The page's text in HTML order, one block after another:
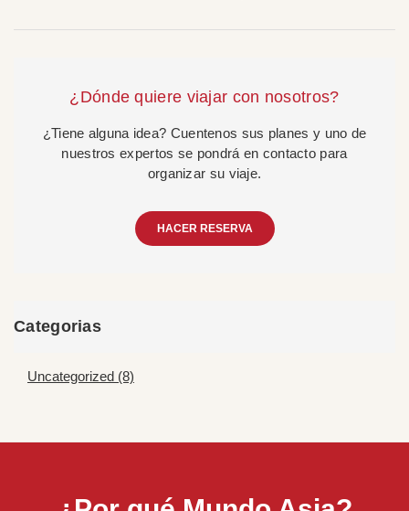
¿Dónde quiere viajar con nosotros?
¿Tiene alguna idea? Cuentenos sus planes y uno de
nuestros expertos se pondrá en contacto para
organizar su viaje.
HACER RESERVA
Categorias
Uncategorized (8)